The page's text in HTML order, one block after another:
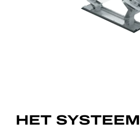
HET SYSTEEM